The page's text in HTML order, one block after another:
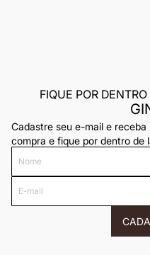
FIQUE POR DENTRO
Cadastre seu e-mail e receba
compra e fique por dentro de
mail